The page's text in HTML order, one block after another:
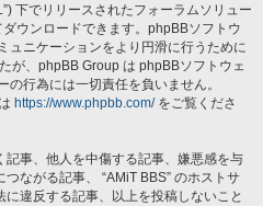
下でリリースされたフォーラムソリュー
ダウンロードできます。phpBBソフトウ
ュニケーションをより円滑に行うために
が、phpBB Group は phpBBソフトウェ
行為には一切責任を負いません。
https://www.phpbb.com/をご覧くださ
事、他人を中傷する記事、嫌悪感を与
ながる記事、 “AMiT BBS” のホストサ
違反する記事、以上を投稿しないこと